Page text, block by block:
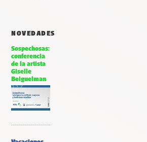
NOVEDADES
Sospechosas:
conferencia
de la artista
Giselle
Beiguelman